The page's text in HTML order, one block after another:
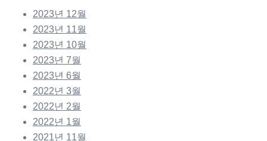
2023년 12월
2023년 11월
2023년 10월
2023년 7월
2023년 6월
2022년 3월
2022년 2월
2022년 1월
2021년 11월